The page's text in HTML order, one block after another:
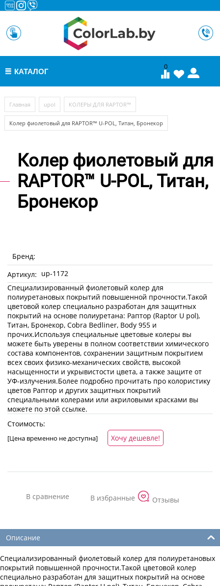
0
КАТАЛОГ
МЕНЮ
Главная upol КОЛЕРЫ ДЛЯ RAPTOR™
Колер фиолетовый для RAPTOR™ U-POL, Титан, Бронекор
Колер фиолетовый для
RAPTOR™ U-POL, Титан,
Бронекор
Бренд:
Артикул: up-1172
Специализированный фиолетовый колер для
полиуретановых покрытий повышенной прочности.Такой
цветовой колер специально разработан для защитных
покрытий на основе полиуретана: Раптор (Raptor U pol),
Титан, Бронекор, Cobra Bedliner, Body 955 и
прочих.Используя специальные цветовые колеры вы
можете быть уверены в полном соответствии химического
состава компонентов, сохранении защитным покрытием
всех своих физико-механических свойств, высокой
насыщенности и укрывистости цвета, а также защите от
УФ-излучения.Более подробно прочитать про колористику
цветов Раптор и других защитных покрытий
специальными колерами или акриловыми красками вы
можете по этой ссылке.
Стоимость:
[Цена временно не доступна] Хочу дешевле!
Отзывы
Описание
Специализированный фиолетовый колер для полиуретановых
покрытий повышенной прочности.Такой цветовой колер
специально разработан для защитных покрытий на основе